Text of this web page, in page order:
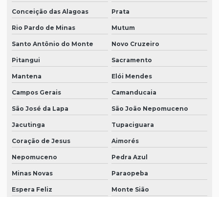
Conceição das Alagoas Prata
Rio Pardo de Minas Mutum
Santo Antônio do Monte Novo Cruzeiro
Pitangui Sacramento
Mantena Elói Mendes
Campos Gerais Camanducaia
São José da Lapa São João Nepomuceno
Jacutinga Tupaciguara
Coração de Jesus Aimorés
Nepomuceno Pedra Azul
Minas Novas Paraopeba
Espera Feliz Monte Sião